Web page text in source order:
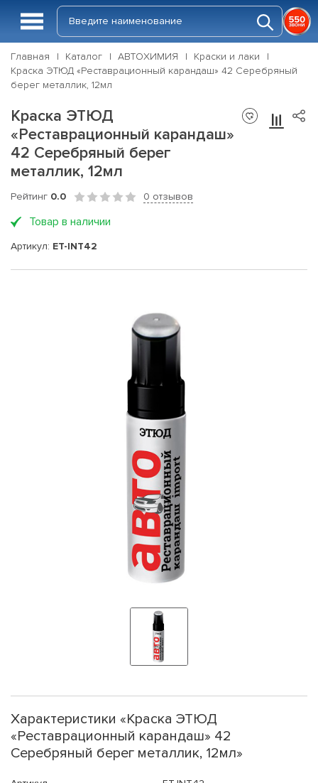
Главная Каталог АВТОХИМИЯ
Краски и лаки
Краска ЭТЮД «Реставрационный карандаш» 42 Серебряный
берег металлик, 12мл
Краска ЭТЮД
«Реставрационный карандаш»
42 Серебряный берег
металлик, 12мл
Рейтинг 0.0 0 отзывов
Товар в наличии
Артикул: ET-INT42
Характеристики «Краска ЭТЮД
«Реставрационный карандаш» 42
Серебряный берег металлик, 12мл»